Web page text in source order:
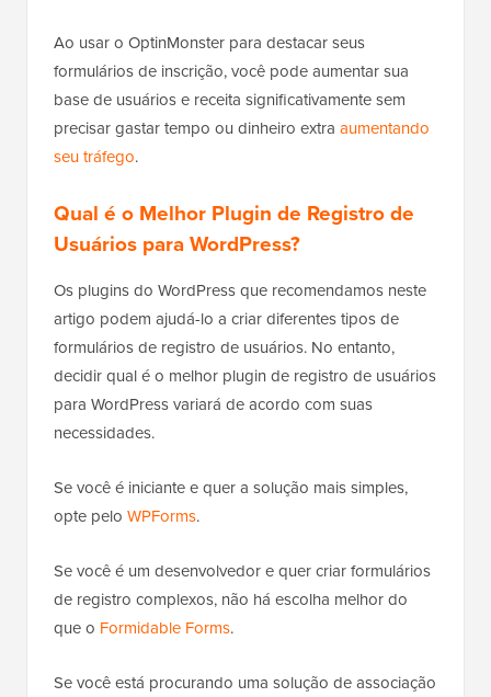
Ao usar o OptinMonster para destacar seus
formulários de inscrição, você pode aumentar sua
base de usuários e receita significativamente sem
precisar gastar tempo ou dinheiro extra aumentando
seu tráfego.
Qual é o Melhor Plugin de Registro de
Usuários para WordPress?
Os plugins do WordPress que recomendamos neste
artigo podem ajudá-lo a criar diferentes tipos de
formulários de registro de usuários. No entanto,
decidir qual é o melhor plugin de registro de usuários
para WordPress variará de acordo com suas
necessidades.
Se você é iniciante e quer a solução mais simples,
opte pelo WPForms.
Se você é um desenvolvedor e quer criar formulários
de registro complexos, não há escolha melhor do
que o Formidable Forms.
Se você está procurando uma solução de associação